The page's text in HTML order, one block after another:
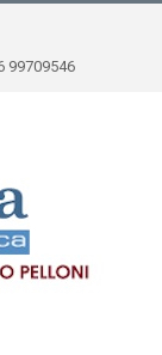
99709546